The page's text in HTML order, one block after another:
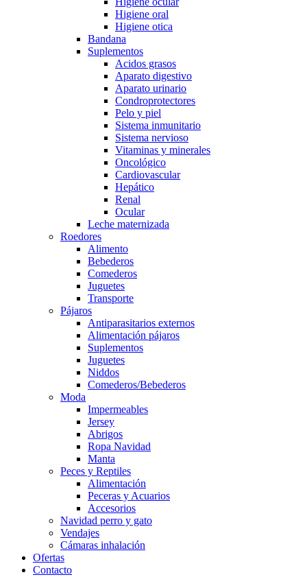
Higiene oral
Higiene otica
Bandana
Suplementos
Acidos grasos
Aparato digestivo
Aparato urinario
Condroprotectores
Pelo y piel
Sistema inmunitario
Sistema nervioso
Vitaminas y minerales
Oncológico
Cardiovascular
Hepático
Renal
Ocular
Leche maternizada
Roedores
Alimento
Bebederos
Comederos
Juguetes
Transporte
Pájaros
Antiparasitarios externos
Alimentación pájaros
Suplementos
Juguetes
Niddos
Comederos/Bebederos
Moda
Impermeables
Jersey
Abrigos
Ropa Navidad
Manta
Peces y Reptiles
Alimentación
Peceras y Acuarios
Accesorios
Navidad perro y gato
Vendajes
Cámaras inhalación
Ofertas
Contacto